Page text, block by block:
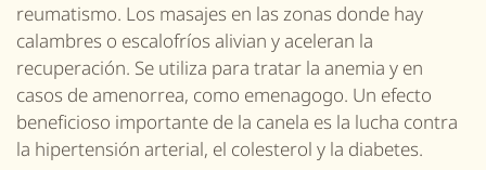
reumatismo. Los masajes en las zonas donde hay
calambres o escalofríos alivian y aceleran la
recuperación. Se utiliza para tratar la anemia y en
casos de amenorrea, como emenagogo. Un efecto
beneficioso importante de la canela es la lucha contra
la hipertensión arterial, el colesterol y la diabetes.